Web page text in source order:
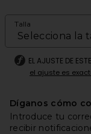
Talla
EL AJUSTE DE
el ajuste es
Díganos cómo
Introduce tu
recibir